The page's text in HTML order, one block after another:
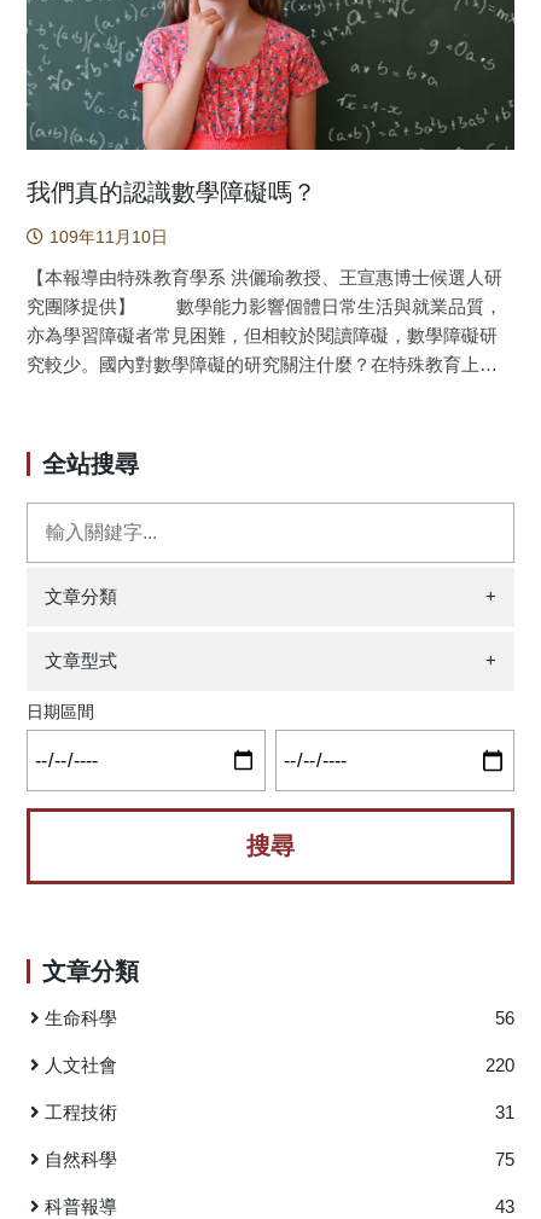
C.-C. (2022). Ten years of augmented reality in education: A
metaanalysis of (quasi-) experimental studies to investigate
the impact. Computers & Education,191, Article 104641.
https://doi.org/10.1016/j.compedu.2022.104641
向？為何要採用繪圖評量？研究的結果又發現了什麼呢？
本研究團隊透過了系統性的文獻回顧，搜尋從1983年
（第一篇著名的科學繪圖研究出刊的年份）至2018年，全世
界使用繪圖作為評量學生的方法之科學教育類的研究，共找
到了76篇論文。經過系統性的分析，本研究歸納出這些論文
於語言、文字經驗不足而採用的一種另有的評量方式；因繪
模式等；因某些科學概念主要以圖像作為表徵的方式；是一
種形成性的評量可用以揭露學習者直觀的想法等。在這76篇
論文中，有47篇讓學生畫出「在你的想像或是印象中，『科
學家』長得是什麼樣子呢？請想像一位科學家，以及想像該
位科學家如何從事科學工作，將你所有的想法在紙上以繪圖
果，發現最常見的科學家意象是一位男性、戴著護目鏡與穿
著實驗袍獨自地在實驗室工作，不論是哪種文化下的學童大
多對科學家有著這樣的意象，且男生以及年齡較長的學童愈
可能有這樣的意象；不過愈接近現代的研究，則發現學童對
於科學家有著更多元的意象。 除此之外，繪圖評量也可
以量測出學生對於某些科學概念的心智模式、或是對於「科
分析學生的表徵能力或是建模能力等。舉例來說，有研究讓
對於科學學習所展現的情緒面向以及透過所繪出的圖案來分
化學反應，牽涉了肉眼無法觀察到的分子的行為與反應，可
以透過學生所繪的分子反應圖形來了解學生的概念理解程
納出了數個指導原則與建議，供未來想要設計與進行繪圖評
量研究的學者與教師參考。 原文出處： Chang, H.-Y., Lin,
research employing drawing assessment in science
http://dx.doi.org/10.1080/03057267.2020.1735822(SSCI)
我們真的認識數學障礙嗎？
109年11月10日
【本報導由特殊教育學系 洪儷瑜教授、王宣惠博士候選人研
究團隊提供】 數學能力影響個體日常生活與就業品質，
亦為學習障礙者常見困難，但相較於閱讀障礙，數學障礙研
究較少。國內對數學障礙的研究關注什麼？在特殊教育上呈
究結果發現，臺灣數學障礙研究大致包括特質診斷與教學介
入二主題，且以後者為多，顯示數學障礙學生的教學服務較
受關注；在數學障礙的概念上，科技部研究與期刊論文之間
有差距，反映出多數期刊論文對特質診斷的探究較忽略國際
趨勢，研究對象可能與當代定義有差異而難以比對。國內雖
然關注教學，但還需要累積更多實徵研究證據，例如目前對
與教學應釐清相關語言因素。這項研究不僅能使我們了解國
數學學習困難是許多障礙學生的共通問題，數學能力的
區參與、情緒與身體健康以及個人責任與人際關係，而這也
讀障礙，數學障礙研究較少。 國內數學障礙研究關注什
麼？需求為何？國內、外研究有何差異？由於國外數學障礙
文獻代表此領域研究的累積成果，具新近性與代表性，而國
證。 研究團隊以兩階段進行資料檢索，第一階段檢索正
歧，研究團隊參考文獻上對教育研究文獻回顧的批評，認為
期刊文獻的發表代表該領域關注的內容與方法，非實徵性的
驗證，但卻具有訊息傳遞的功能，也反映特定時空中領域關
注的議題。基於了解20年來臺灣數學障礙研究的初步樣貌，
避免系統性偏誤並凸顯國內數學障礙知識概念傳遞的現況與
問題，本研究團隊將非實徵性論文納入整理分析，共計26
全站搜尋
文章分類 +
文章型式 +
日期區間
文章分類
生命科學 56
人文社會 220
工程技術 31
自然科學 75
科普報導 43